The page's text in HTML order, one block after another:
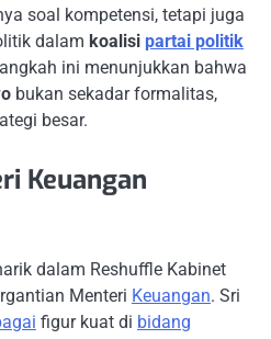
soal kompetensi, tetapi juga
dalam koalisi partai politik
ini menunjukkan bahwa
bukan sekadar formalitas,
besar.
Keuangan
dalam Reshuffle Kabinet
Menteri Keuangan. Sri
figur kuat di bidang